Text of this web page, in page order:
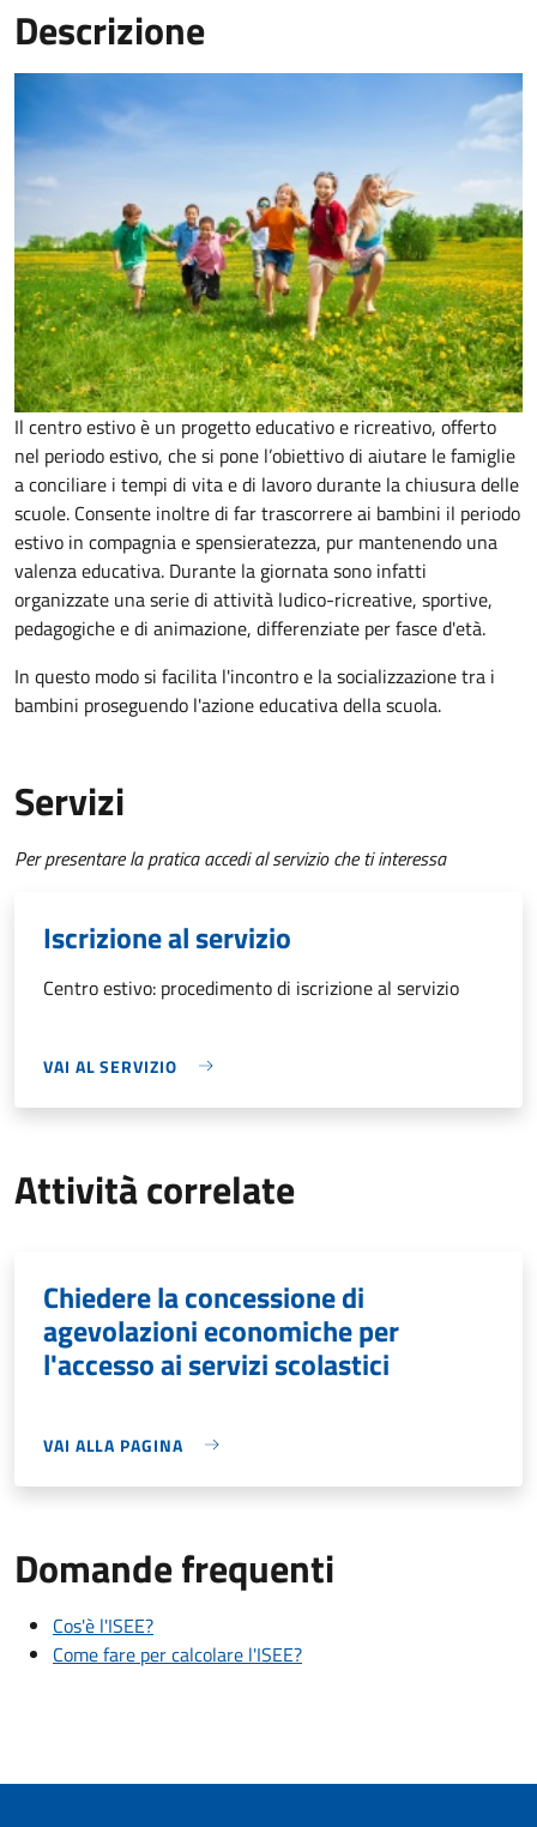
Descrizione
Il centro estivo è un progetto educativo e ricreativo, offerto
nel periodo estivo, che si pone l’obiettivo di aiutare le famiglie
a conciliare i tempi di vita e di lavoro durante la chiusura delle
scuole. Consente inoltre di far trascorrere ai bambini il periodo
estivo in compagnia e spensieratezza, pur mantenendo una
valenza educativa. Durante la giornata sono infatti
organizzate una serie di attività ludico-ricreative, sportive,
pedagogiche e di animazione, differenziate per fasce d'età.
In questo modo si facilita l'incontro e la socializzazione tra i
bambini proseguendo l'azione educativa della scuola.
Servizi
Per presentare la pratica accedi al servizio che ti interessa
Iscrizione al servizio
Centro estivo: procedimento di iscrizione al servizio
VAI AL SERVIZIO
Attività correlate
Chiedere la concessione di
agevolazioni economiche per
l'accesso ai servizi scolastici
VAI ALLA PAGINA
Domande frequenti
Cos'è l'ISEE?
Come fare per calcolare l'ISEE?